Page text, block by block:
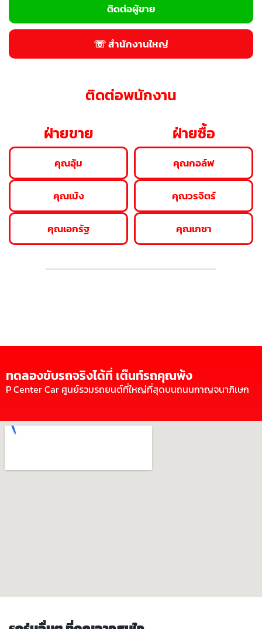
ติดต่อผู้ขาย
☏ สำนักงานใหญ่
ติดต่อพนักงาน
ฝ่ายขาย
คุณอุ้ม
คุณเม้ง
คุณเอกรัฐ
ฝ่ายซื้อ
คุณกอล์ฟ
คุณวรจิตร์
คุณเกชา
ทดลองขับรถจริงได้ที่ เต๊นท์รถคุณพ้ง
P Center Car ศูนย์รวมรถยนต์ที่ใหญ่ที่สุดบนถนนกาญจนาภิเษก